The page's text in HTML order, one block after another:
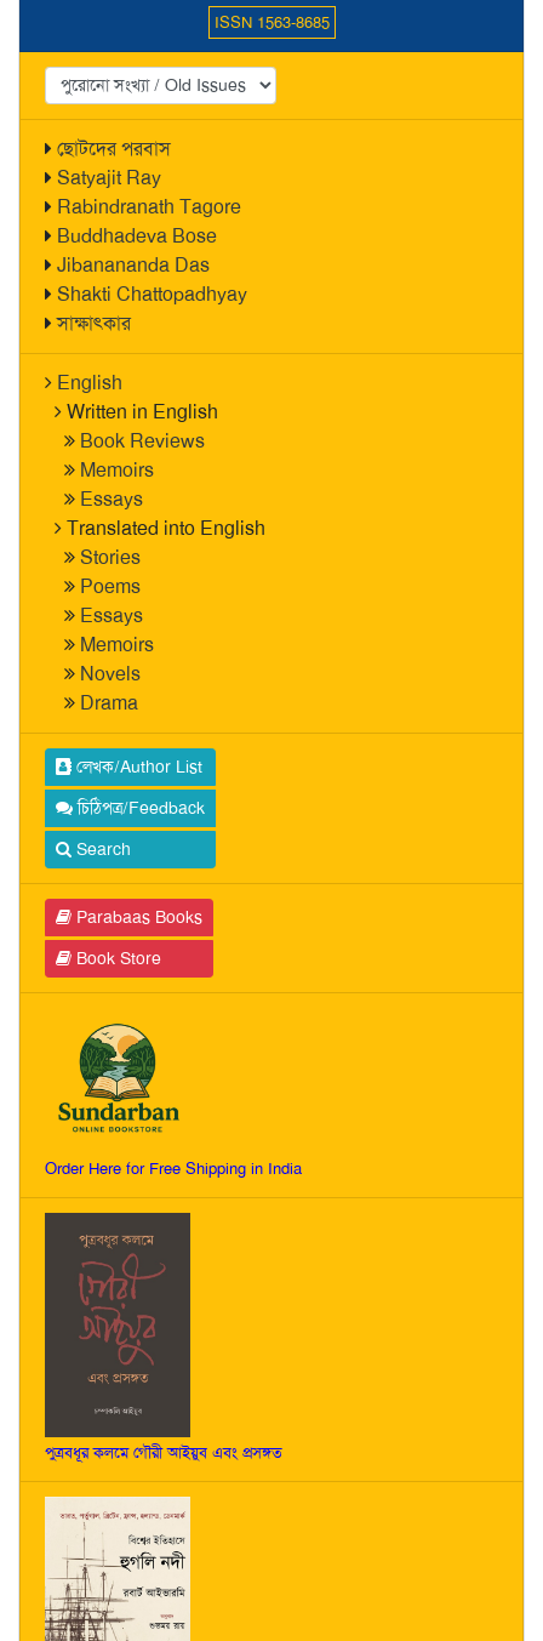
ISSN 1563-8685
ছোটদের পরবাস
Satyajit Ray
Rabindranath Tagore
Buddhadeva Bose
Jibanananda Das
Shakti Chattopadhyay
সাক্ষাৎকার
English
Written in English
Book Reviews
Memoirs
Essays
Translated into English
Stories
Poems
Essays
Memoirs
Novels
Drama
লেখক/Author List
চিঠিপত্র/Feedback
Search
Parabaas Books
Book Store
Order Here for Free Shipping in India
পুত্রবধূর কলমে গৌরী আইয়ুব এবং প্রসঙ্গত